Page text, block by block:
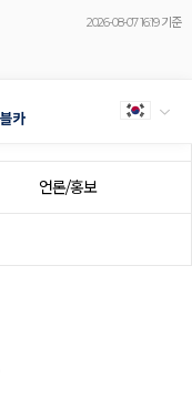
2026-08-07 16:19 기준
언론/홍보